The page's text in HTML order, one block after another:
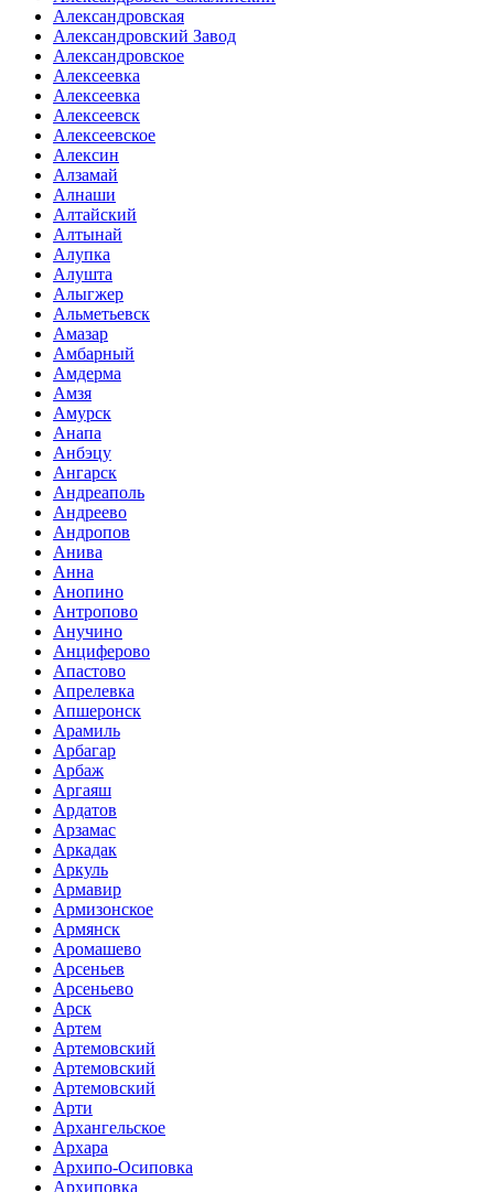
Александровская
Александровский Завод
Александровское
Алексеевка
Алексеевка
Алексеевск
Алексеевское
Алексин
Алзамай
Алнаши
Алтайский
Алтынай
Алупка
Алушта
Алыгжер
Альметьевск
Амазар
Амбарный
Амдерма
Амзя
Амурск
Анапа
Анбэцу
Ангарск
Андреаполь
Андреево
Андропов
Анива
Анна
Анопино
Антропово
Анучино
Анциферово
Апастово
Апрелевка
Апшеронск
Арамиль
Арбагар
Арбаж
Аргаяш
Ардатов
Арзамас
Аркадак
Аркуль
Армавир
Армизонское
Армянск
Аромашево
Арсеньев
Арсеньево
Арск
Артем
Артемовский
Артемовский
Артемовский
Арти
Архангельское
Архара
Архипо-Осиповка
Архиповка